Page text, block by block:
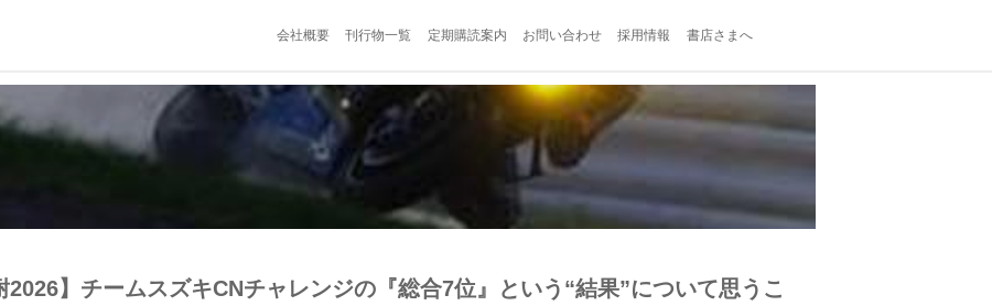
会社概要 刊行物一覧 定期購読案内 お問い合わせ 採用情報 書店さまへ
2026】チームスズキCNチャレンジの『総合7位』という“結果”について思うこ